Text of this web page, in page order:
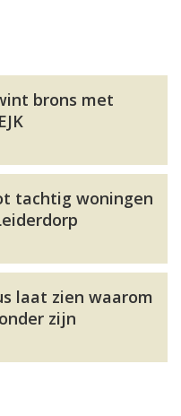
brons met
tachtig woningen
laat zien waarom
zijn